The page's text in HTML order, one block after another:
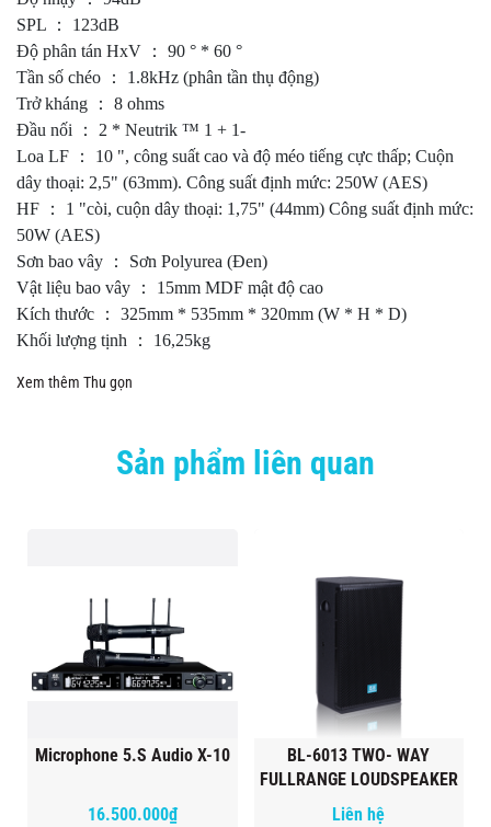
SPL ： 123dB
Độ phân tán HxV ： 90 ° * 60 °
Tần số chéo ： 1.8kHz (phân tần thụ động)
Trở kháng ： 8 ohms
Đầu nối ： 2 * Neutrik ™ 1 + 1-
Loa LF ： 10 ", công suất cao và độ méo tiếng cực thấp; Cuộn
dây thoại: 2,5" (63mm). Công suất định mức: 250W (AES)
HF ： 1 "còi, cuộn dây thoại: 1,75" (44mm) Công suất định mức:
50W (AES)
Sơn bao vây ： Sơn Polyurea (Đen)
Vật liệu bao vây ： 15mm MDF mật độ cao
Kích thước ： 325mm * 535mm * 320mm (W * H * D)
Khối lượng tịnh ： 16,25kg
Xem thêm Thu gọn
Sản phẩm liên quan
Microphone 5.S Audio X-10
16.500.000₫
BL-6013 TWO- WAY
FULLRANGE LOUDSPEAKER
Liên hệ